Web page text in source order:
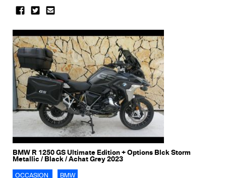
BMW R 1250 GS Ultimate Edition + Options Blck Storm
Metallic / Black / Achat Grey 2023
OCCASION BMW